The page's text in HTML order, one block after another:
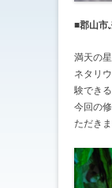
■郡山市
満天の
ネタリ
験でき
今回の
ただきま